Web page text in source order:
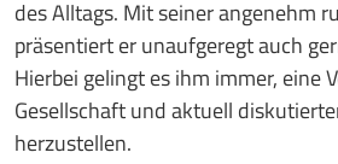
des Alltags. Mit seiner angenehm
präsentiert er unaufgeregt auch
Hierbei gelingt es ihm immer, eine
Gesellschaft und aktuell
herzustellen.